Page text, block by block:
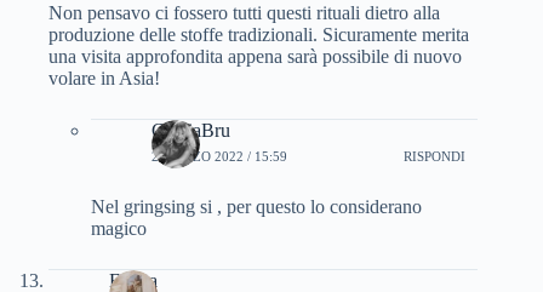
Non pensavo ci fossero tutti questi rituali dietro alla
produzione delle stoffe tradizionali. Sicuramente merita
una visita approfondita appena sarà possibile di nuovo
volare in Asia!
CinziaBru
2 MARZO 2022 / 15:59 RISPONDI
Nel gringsing si , per questo lo considerano
magico
Eliana